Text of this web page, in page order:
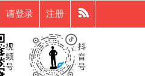
请登录 注册